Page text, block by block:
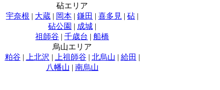
砧エリア
宇奈根 | 大蔵 | 岡本 | 鎌田 | 喜多見 | 砧 |
砧公園 | 成城 |
祖師谷 | 千歳台 | 船橋
烏山エリア
粕谷 | 上北沢 | 上祖師谷 | 北烏山 | 給田 |
八幡山 | 南烏山